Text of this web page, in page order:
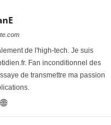
de l'high-tech. Je suis
Fan inconditionnel des
de transmettre ma passion